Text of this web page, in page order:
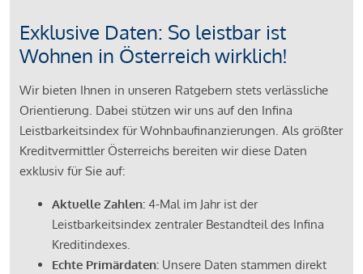
Exklusive Daten: So leistbar ist
Wohnen in Österreich wirklich!
Wir bieten Ihnen in unseren Ratgebern stets verlässliche
Orientierung. Dabei stützen wir uns auf den Infina
Leistbarkeitsindex für Wohnbaufinanzierungen. Als größter
Kreditvermittler Österreichs bereiten wir diese Daten
exklusiv für Sie auf:
Aktuelle Zahlen: 4-Mal im Jahr ist der
Leistbarkeitsindex zentraler Bestandteil des Infina
Kreditindexes.
Echte Primärdaten: Unsere Daten stammen direkt